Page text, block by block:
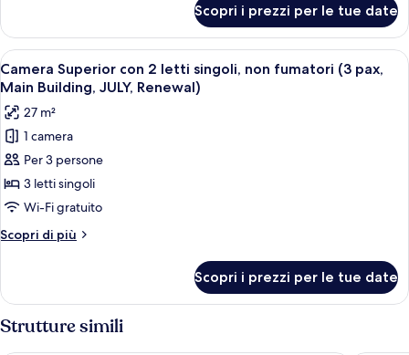
Renewal)
doppia,
non
fumatori
(Small,Main
Building,JULY,2025
Renewal)
Scopri i prezzi per le tue date
Apri
tutte
le
foto
per
Camera
Superior
con
2
letti
non
fumatori
(3
Una camera d'albergo con tre letti,
4
Camera Superior con 2 letti singoli, non fumatori (3 pax,
Main Building, JULY, Renewal)
27 m²
1 camera
Per 3 persone
3 letti singoli
Wi-Fi gratuito
Scopri di più
Altri
Superior
2
Scopri i prezzi per le tue date
Strutture simili